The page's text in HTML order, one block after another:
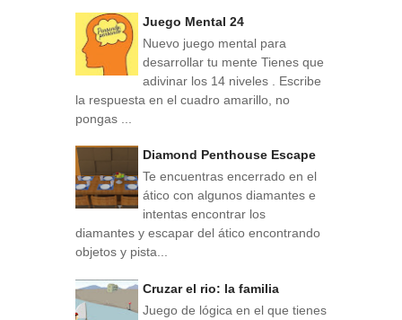
Juego Mental 24
Nuevo juego mental para
desarrollar tu mente Tienes que
adivinar los 14 niveles . Escribe
la respuesta en el cuadro amarillo, no
pongas ...
Diamond Penthouse Escape
Te encuentras encerrado en el
ático con algunos diamantes e
intentas encontrar los
diamantes y escapar del ático encontrando
objetos y pista...
Cruzar el rio: la familia
Juego de lógica en el que tienes